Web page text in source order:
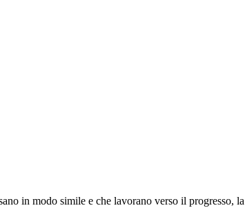
in modo simile e che lavorano verso il progresso,